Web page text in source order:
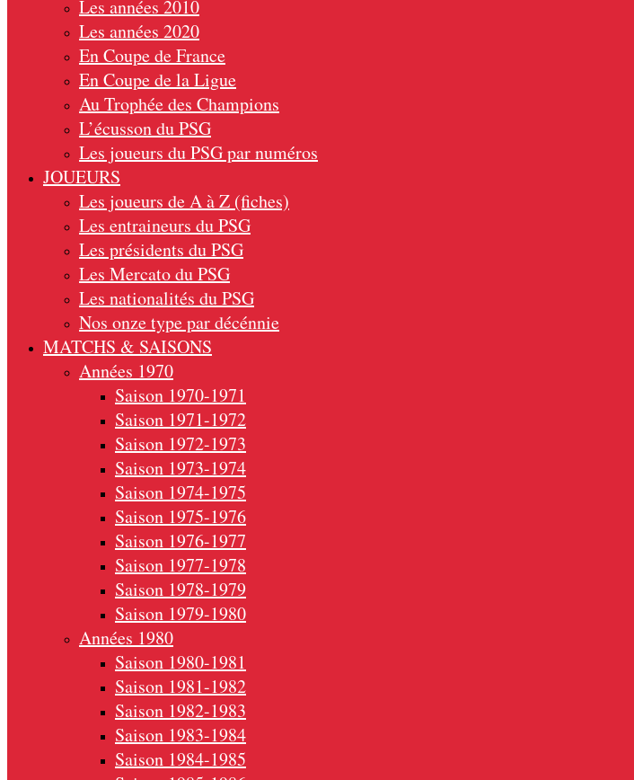
Les années 2010
Les années 2020
En Coupe de France
En Coupe de la Ligue
Au Trophée des Champions
L’écusson du PSG
Les joueurs du PSG par numéros
JOUEURS
Les joueurs de A à Z (fiches)
Les entraineurs du PSG
Les présidents du PSG
Les Mercato du PSG
Les nationalités du PSG
Nos onze type par décénnie
MATCHS & SAISONS
Années 1970
Saison 1970-1971
Saison 1971-1972
Saison 1972-1973
Saison 1973-1974
Saison 1974-1975
Saison 1975-1976
Saison 1976-1977
Saison 1977-1978
Saison 1978-1979
Saison 1979-1980
Années 1980
Saison 1980-1981
Saison 1981-1982
Saison 1982-1983
Saison 1983-1984
Saison 1984-1985